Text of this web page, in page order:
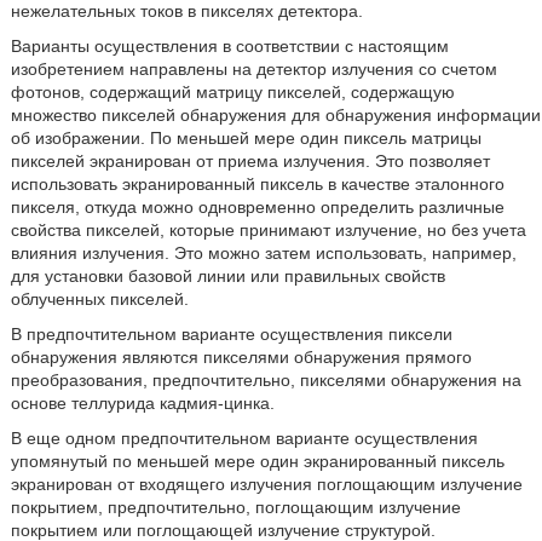
нежелательных токов в пикселях детектора.
Варианты осуществления в соответствии с настоящим
изобретением направлены на детектор излучения со счетом
фотонов, содержащий матрицу пикселей, содержащую
множество пикселей обнаружения для обнаружения информации
об изображении. По меньшей мере один пиксель матрицы
пикселей экранирован от приема излучения. Это позволяет
использовать экранированный пиксель в качестве эталонного
пикселя, откуда можно одновременно определить различные
свойства пикселей, которые принимают излучение, но без учета
влияния излучения. Это можно затем использовать, например,
для установки базовой линии или правильных свойств
облученных пикселей.
В предпочтительном варианте осуществления пиксели
обнаружения являются пикселями обнаружения прямого
преобразования, предпочтительно, пикселями обнаружения на
основе теллурида кадмия-цинка.
В еще одном предпочтительном варианте осуществления
упомянутый по меньшей мере один экранированный пиксель
экранирован от входящего излучения поглощающим излучение
покрытием, предпочтительно, поглощающим излучение
покрытием или поглощающей излучение структурой.